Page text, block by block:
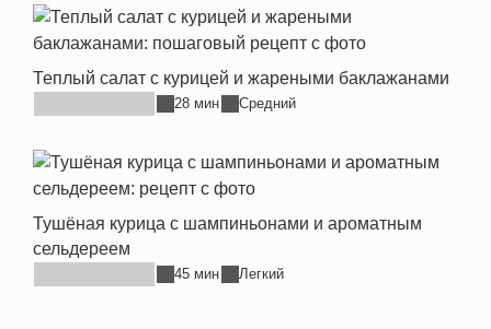
Теплый салат с курицей и жареными баклажанами
28 мин Средний
Тушёная курица с шампиньонами и ароматным
сельдереем
45 мин Легкий